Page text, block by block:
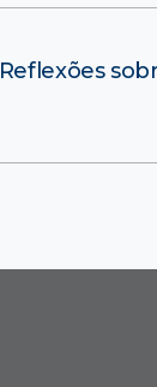
Reflexões